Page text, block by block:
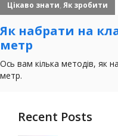
Recent Posts